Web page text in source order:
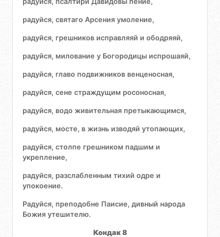
радуйся, святаго Арсения умоление,
радуйся, грешников исправляяй и ободряяй,
радуйся, милование у Богородицы испрошаяй,
радуйся, главо подвижников венценосная,
радуйся, сене страждущим росоносная,
радуйся, водо живительная претыкающимся,
радуйся, мосте, в жизнь изводяй утопающих,
радуйся, столпе грешником падшим и
укрепление,
радуйся, разслабленным тихий одре и
упокоение.
Радуйся, преподобне Паисие, дивный народа
Божия утешителю.
Кондак 8